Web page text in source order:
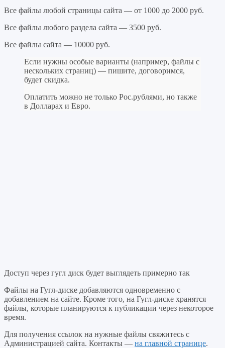
Все файлы любой страницы сайта — от 1000 до 2000 руб.
Все файлы любого раздела сайта — 3500 руб.
Все файлы сайта — 10000 руб.
Если нужны особые варианты (например, файлы с
нескольких страниц) — пишите, договоримся,
будет скидка.
Оплатить можно не только Рос.рублями, но также
в Долларах и Евро.
Доступ через гугл диск будет выглядеть примерно так
Файлы на Гугл-диске добавляются одновременно с
добавлением на сайте. Кроме того, на Гугл-диске хранятся
файлы, которые планируются к публикации через некоторое
время.
Для получения ссылок на нужные файлы свяжитесь с
Администрацией сайта. Контакты — на главной странице.